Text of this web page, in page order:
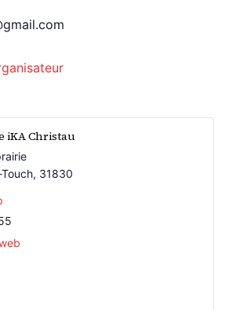
iKA Christau
, 31830